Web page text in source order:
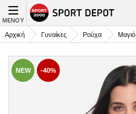
ΜΕΝΟΎ
Αρχική Γυναίκες Ρούχα Μαγιό
NEW -40%